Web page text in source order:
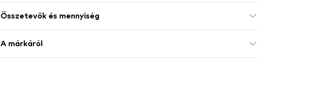
Összetevők és mennyiség
A márkáról